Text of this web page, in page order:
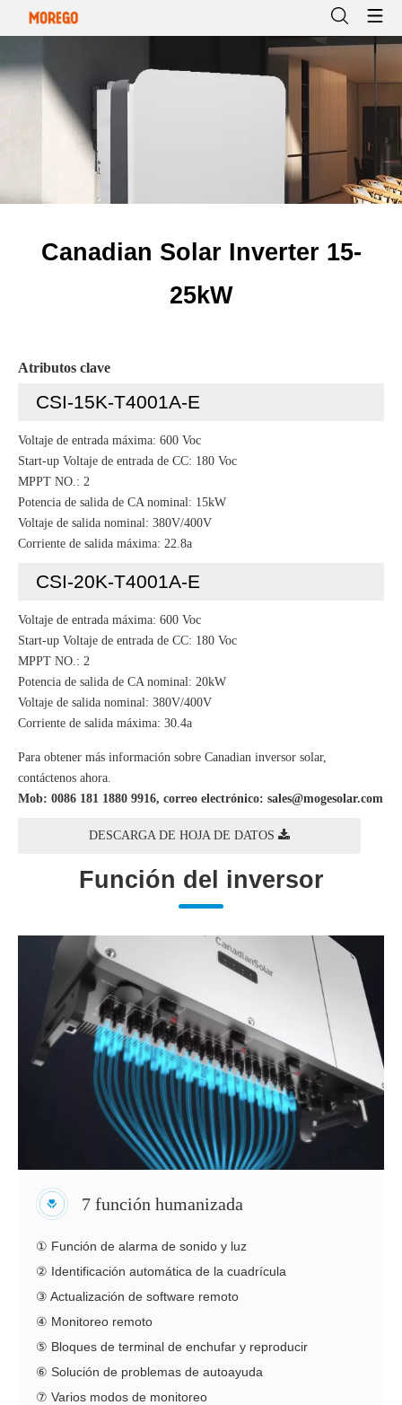
Canadian Solar Inverter 15-
25kW
Atributos clave
CSI-15K-T4001A-E
Voltaje de entrada máxima: 600 Voc
Start-up Voltaje de entrada de CC: 180 Voc
MPPT NO.: 2
Potencia de salida de CA nominal: 15kW
Voltaje de salida nominal: 380V/400V
Corriente de salida máxima: 22.8a
CSI-20K-T4001A-E
Voltaje de entrada máxima: 600 Voc
Start-up Voltaje de entrada de CC: 180 Voc
MPPT NO.: 2
Potencia de salida de CA nominal: 20kW
Voltaje de salida nominal: 380V/400V
Corriente de salida máxima: 30.4a
Para obtener más información sobre Canadian inversor solar,
contáctenos ahora.
Mob: 0086 181 1880 9916, correo electrónico: sales@mogesolar.com
DESCARGA DE HOJA DE DATOS
Función del inversor
7 función humanizada
① Función de alarma de sonido y luz
② Identificación automática de la cuadrícula
③ Actualización de software remoto
④ Monitoreo remoto
⑤ Bloques de terminal de enchufar y reproducir
⑥ Solución de problemas de autoayuda
⑦ Varios modos de monitoreo